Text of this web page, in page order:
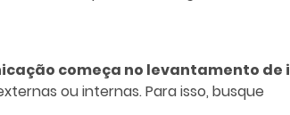
começa no levantamento de
ou internas. Para isso, busque